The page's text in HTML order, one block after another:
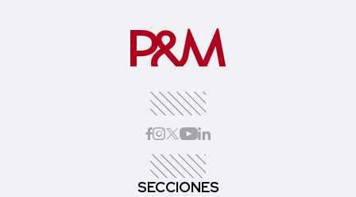
SECCIONES